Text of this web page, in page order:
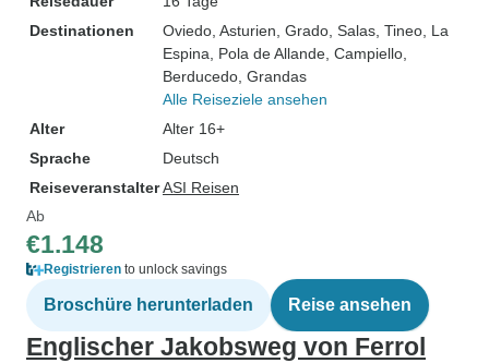
Destinationen
Oviedo , Asturien , Grado , Salas , Tineo , La
Espina , Pola de Allande , Campiello
Berducedo , Grandas
Alle Reiseziele ansehen
Alter
Alter 16+
Sprache
Deutsch
ReiseveranstalterASI Reisen
Ab
€1.148
Registrieren to unlock savings
Broschüre herunterladen Reise ansehen
Englischer Jakobsweg von Ferrol